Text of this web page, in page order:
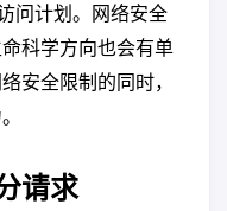
问计划。网络安全
科学方向也会有单
安全限制的同时，
请求